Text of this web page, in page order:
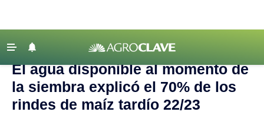
Agricultura
Ganadería
‹ VOLVER
Agroclave Agricultura | agua
El agua disponible al momento de
la siembra explicó el 70% de los
rindes de maíz tardío 22/23